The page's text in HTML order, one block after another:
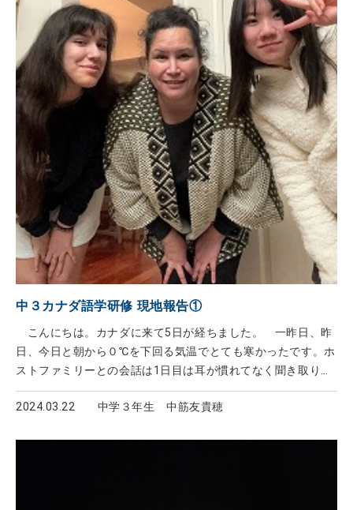
中３カナダ語学研修 現地報告①
こんにちは。カナダに来て5日が経ちました。 一昨日、昨
日、今日と朝から０℃を下回る気温でとても寒かったです。ホ
ストファミリーとの会話は1日目は耳が慣れてなく聞き取りに
くかったものの、今はだいぶ慣れて聞き取りやすくなっていま
す。 一昨日から、学校が始まりました。ほとんど日本の学校
2024.03.22 中学３年生 中筋友貴穂